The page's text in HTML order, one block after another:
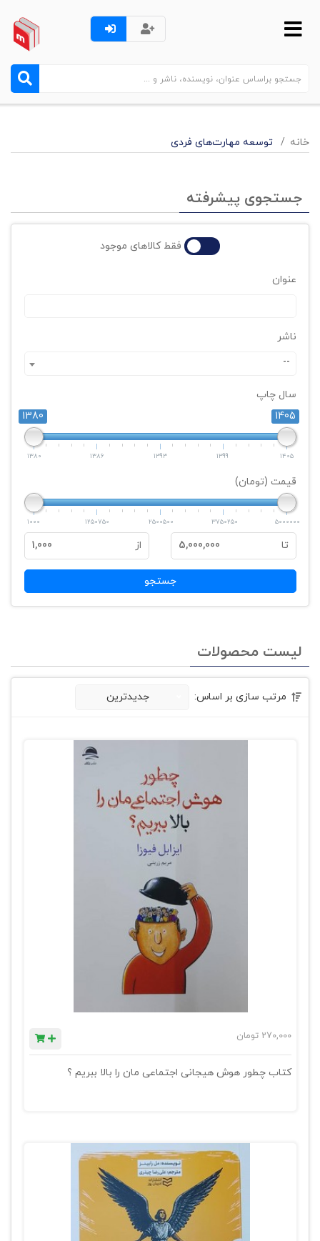
خانه توسعه مهارت‌های فردی
جستجوی پیشرفته
فقط کالاهای موجود
عنوان
ناشر
--
سال چاپ
1380
1405
1380 1386 1393 1399 1405
قیمت (تومان)
1000 1250750 2500500 3750250 5000000
تا 5,000,000 از 1,000
جستجو
لیست محصولات
مرتب سازی بر اساس: جدیدترین
270,000 تومان
کتاب چطور هوش هیجانی اجتماعی مان را بالا ببریم ؟